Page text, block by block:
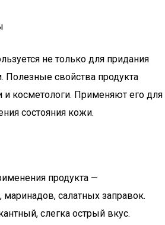
не только для придания
Полезные свойства продукта
и косметологи. Применяют его для
состояния кожи.
продукта —
маринадов, салатных заправок.
слегка острый вкус.